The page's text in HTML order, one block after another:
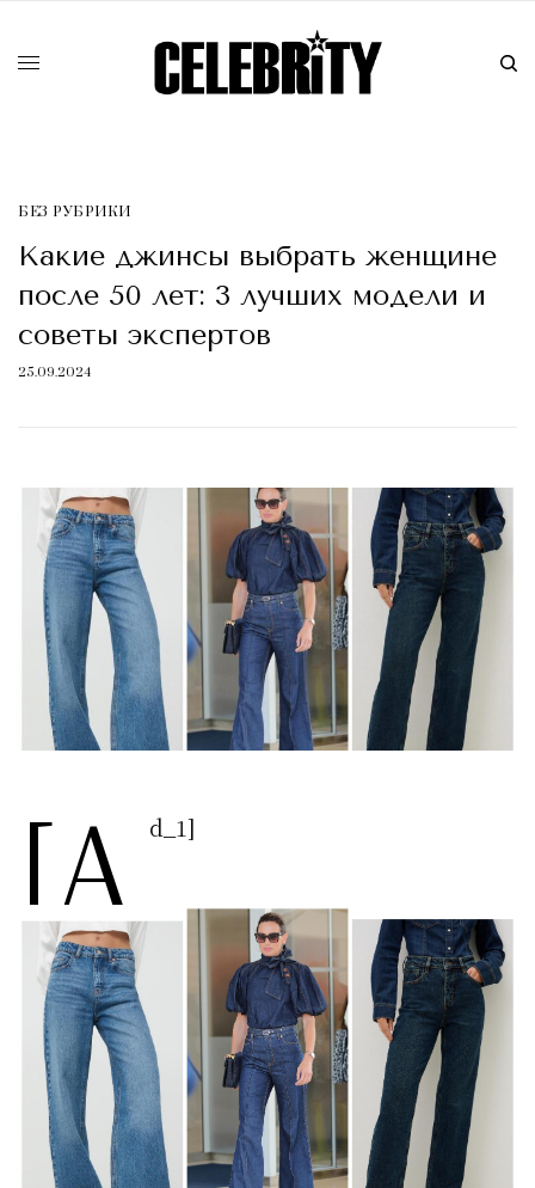
БЕЗ РУБРИКИ
Какие джинсы выбрать женщине
после 50 лет: 3 лучших модели и
советы экспертов
25.09.2024
[a d_1]